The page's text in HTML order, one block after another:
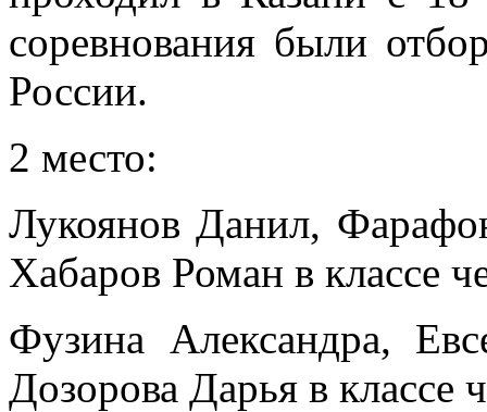
соревнования были
России.
2 место:
Лукоянов Данил,
Хабаров Роман в классе
Фузина Александра,
Дозорова Дарья в классе